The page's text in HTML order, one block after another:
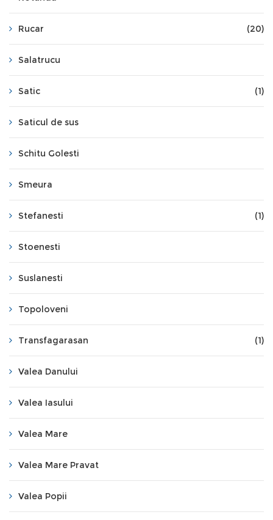
Rucar (20)
Salatrucu
Satic (1)
Saticul de sus
Schitu Golesti
Smeura
Stefanesti (1)
Stoenesti
Suslanesti
Topoloveni
Transfagarasan (1)
Valea Danului
Valea Iasului
Valea Mare
Valea Mare Pravat
Valea Popii